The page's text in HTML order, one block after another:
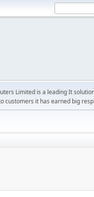
Limited is a leading It
customers it has earned big